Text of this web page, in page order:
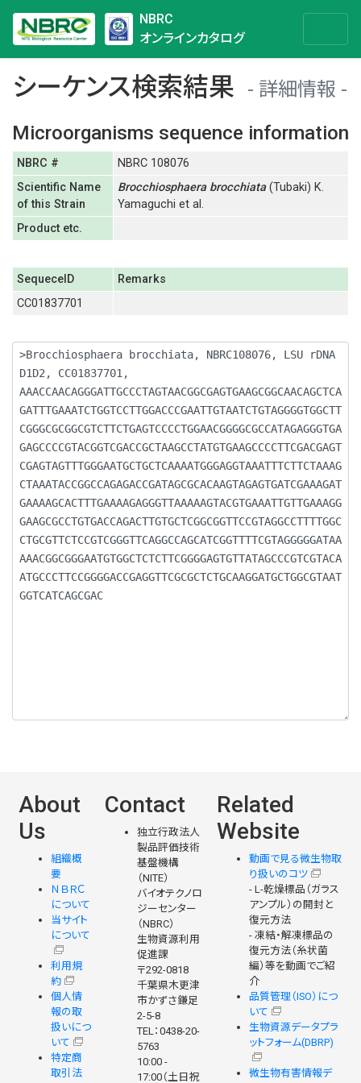
NBRC
オンラインカタログ
シーケンス検索結果
詳細情報
Microorganisms sequence information
NBRC #
NBRC 108076
Scientific Name
of this Strain
Brocchiosphaera brocchiata(Tubaki) K.
Yamaguchi et al.
Product etc.
SequeceID
Remarks
CC01837701
About
Us
組織概
要
ＮＢＲＣ
について
当サイト
について
利用規
約
個人情
報の取
扱いにつ
いて
特定商
取引法
Contact
独立行政法人
製品評価技術
基盤機構
（NITE）
バイオテクノロ
ジーセンター
（NBRC）
生物資源利用
促進課
〒292-0818
千葉県木更津
市かずさ鎌足
2-5-8
TEL：0438-20-
5763
10:00 -
17:00（土日祝
Related
Website
動画で見る微生物取
り扱いのコツ
- L-乾燥標品（ガラス
アンプル）の開封と
復元方法
- 凍結・解凍標品の
復元方法（糸状菌
編）等を動画でご紹
介
品質管理（ISO）につ
いて
生物資源データプラ
ットフォーム(DBRP)
微生物有害情報デ